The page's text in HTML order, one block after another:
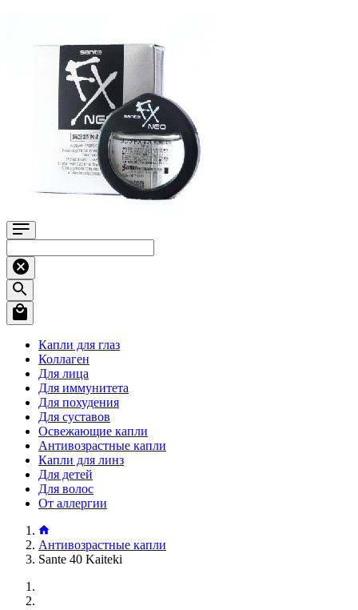
Капли для глаз
Коллаген
Для лица
Для иммунитета
Для похудения
Для суставов
Освежающие капли
Антивозрастные капли
Капли для линз
Для детей
Для волос
От аллергии
Антивозрастные капли
Sante 40 Kaiteki